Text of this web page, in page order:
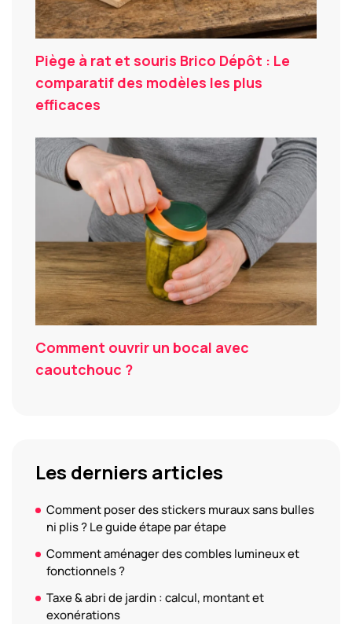
Piège à rat et souris Brico Dépôt : Le
comparatif des modèles les plus
efficaces
Comment ouvrir un bocal avec
caoutchouc ?
Les derniers articles
Comment poser des stickers muraux sans bulles
ni plis ? Le guide étape par étape
Comment aménager des combles lumineux et
fonctionnels ?
Taxe & abri de jardin : calcul, montant et
exonérations